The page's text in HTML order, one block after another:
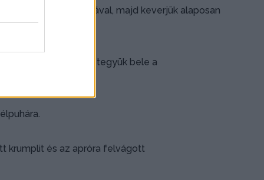
szerint majoránnával, majd keverjük alaposan
borsozzuk és tegyük bele a
krumplit és az apróra felvágott